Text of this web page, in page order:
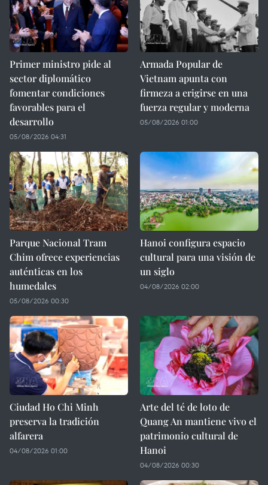
Primer ministro pide al
sector diplomático
fomentar condiciones
favorables para el
desarrollo
05/08/2026 04:31
Armada Popular de
Vietnam apunta con
firmeza a erigirse en una
fuerza regular y moderna
05/08/2026 01:00
Parque Nacional Tram
Chim ofrece experiencias
auténticas en los
humedales
05/08/2026 00:30
Hanoi configura espacio
cultural para una visión de
un siglo
04/08/2026 02:00
Ciudad Ho Chi Minh
preserva la tradición
alfarera
04/08/2026 01:00
Arte del té de loto de
Quang An mantiene vivo el
patrimonio cultural de
Hanoi
04/08/2026 00:30